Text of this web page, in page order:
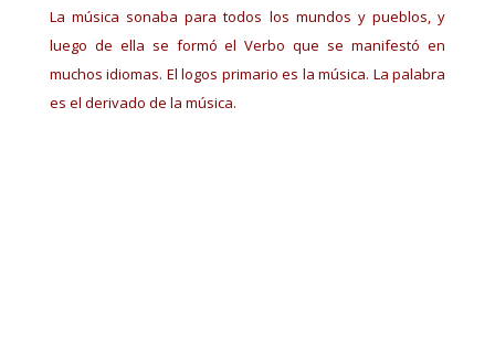
La música sonaba para todos los mundos y pueblos, y
luego de ella se formó el Verbo que se manifestó en
muchos idiomas. El logos primario es la música. La palabra
es el derivado de la música.